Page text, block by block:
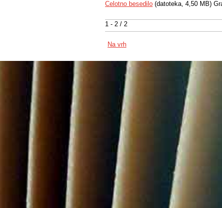
1 - 2 / 2
Celotno besedilo (datoteka, 4,50 MB)
Na vrh